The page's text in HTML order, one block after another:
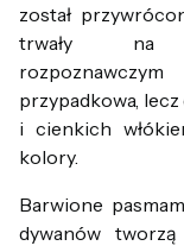
został
trwały na
przypadkowa,
i cienkich
kolory.
Barwione
dywanów